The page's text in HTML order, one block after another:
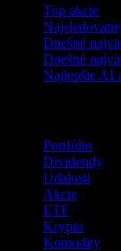
Top akcie
Dnešné
Dnešné
Najlepšie AI
Portfólio
Dividendy
Udalosti
Akcie
ETF
Krypto
Komodity